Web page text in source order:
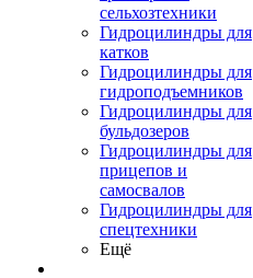
сельхозтехники
Гидроцилиндры для
катков
Гидроцилиндры для
гидроподъемников
Гидроцилиндры для
бульдозеров
Гидроцилиндры для
прицепов и
самосвалов
Гидроцилиндры для
спецтехники
Ещё